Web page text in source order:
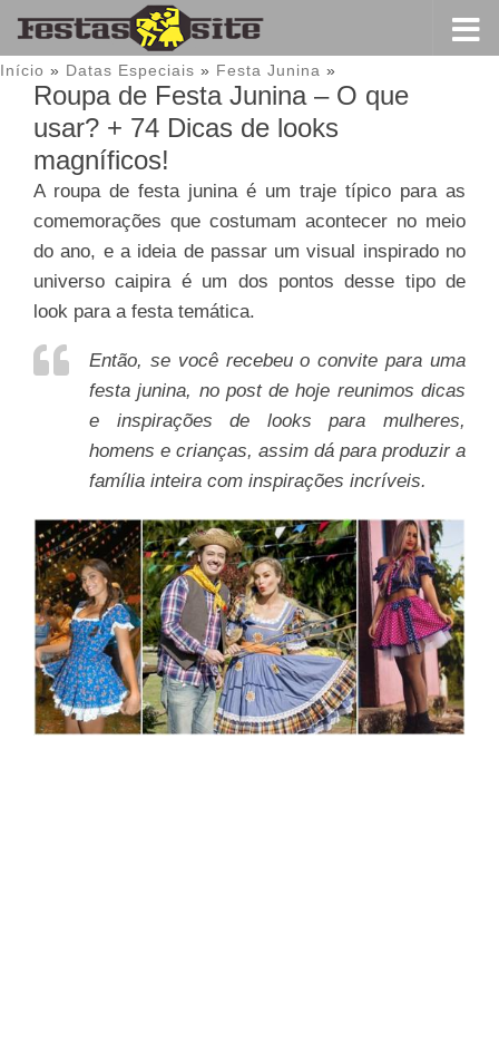
Início » Datas Especiais » Festa Junina »
Roupa de Festa Junina – O que
usar? + 74 Dicas de looks
magníficos!
A roupa de festa junina é um traje típico para as
comemorações que costumam acontecer no meio
do ano, e a ideia de passar um visual inspirado no
universo caipira é um dos pontos desse tipo de
look para a festa temática.
Então, se você recebeu o convite para uma
festa junina, no post de hoje reunimos dicas
e inspirações de looks para mulheres,
homens e crianças, assim dá para produzir a
família inteira com inspirações incríveis.